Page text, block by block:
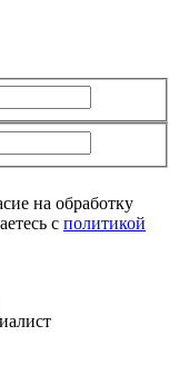
на обработку
с политикой